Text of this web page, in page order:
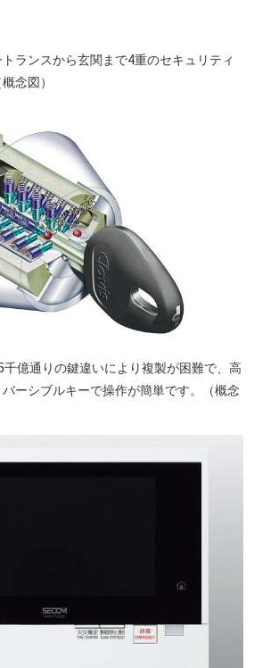
ランスから玄関まで4重のセキュリティ
念図）
千億通りの鍵違いにより複製が困難で、高
ーシブルキーで操作が簡単です。（概念